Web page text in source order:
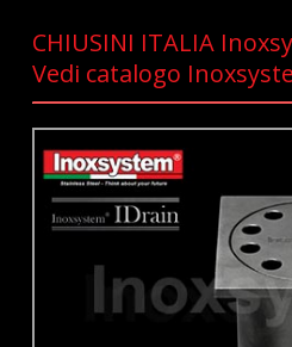
CHIUSINI ITALIA
Vedi catalogo